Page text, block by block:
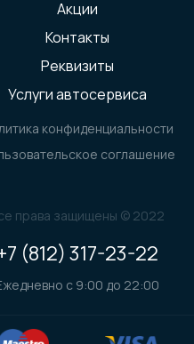
Акции
Контакты
Реквизиты
Услуги автосервиса
конфиденциальности
соглашение
права защищены © 2022
(812) 317-23-22
с 9:00 до 22:00